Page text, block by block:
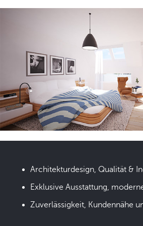
Architekturdesign, Qualität &
Exklusive Ausstattung,
Zuverlässigkeit, Kundennähe